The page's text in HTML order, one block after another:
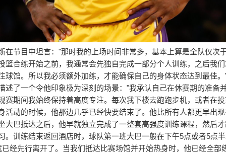
在节目中坦言："那时我的上场时间非常多，基本上算是全队仅次
篮合练开始之前，我通常会先独自完成一部分个人训练，之后我
球馆。所以我必须额外加练，才能确保自己的身体状态达到最佳
述了一个令他印象极为深刻的场景："我承认自己在休赛期的准备
赛期间我始终保持着高度专注。每次我下楼去跑跑步机，或者在
活动的时候，他那边几乎已经快要结束了。他比所有人都更早出
大巴抵达之后，他早就独立完成了一整套高强度训练课程，然后
。训练结束返回酒店时，球队第一班大巴一般在下午5点或者5点
已经先行离开了。当我们抵达比赛场馆并开始热身时，他已经全部